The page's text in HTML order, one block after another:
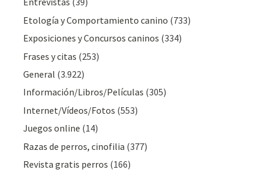
Etología y Comportamiento canino (733)
Exposiciones y Concursos caninos (334)
Frases y citas (253)
General (3.922)
Información/Libros/Películas (305)
Internet/Vídeos/Fotos (553)
Juegos online (14)
Razas de perros, cinofilia (377)
Revista gratis perros (166)